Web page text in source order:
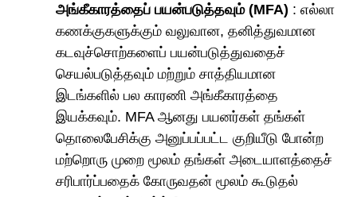
அங்கீகாரத்தைப் பயன்படுத்தவும் (MFA) : எல்லா
கணக்குகளுக்கும் வலுவான, தனித்துவமான
கடவுச்சொற்களைப் பயன்படுத்துவதைச்
செயல்படுத்தவும் மற்றும் சாத்தியமான
இடங்களில் பல காரணி அங்கீகாரத்தை
இயக்கவும். MFA ஆனது பயனர்கள் தங்கள்
தொலைபேசிக்கு அனுப்பப்பட்ட குறியீடு போன்ற
மற்றொரு முறை மூலம் தங்கள் அடையாளத்தைச்
சரிபார்ப்பதைக் கோருவதன் மூலம் கூடுதல்